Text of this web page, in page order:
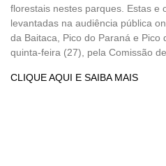
florestais nestes parques. Estas e
levantadas na audiência pública
da Baitaca, Pico do Paraná e Pico
quinta-feira (27), pela Comissão
CLIQUE AQUI E SAIBA MAIS